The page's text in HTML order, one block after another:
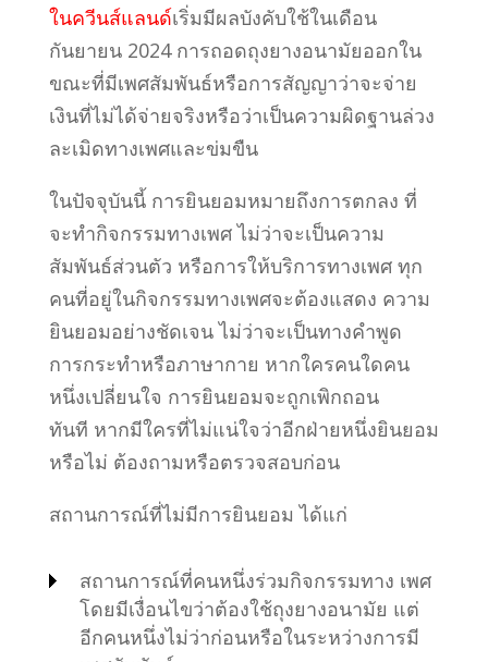
ในควีนส์แลนด์เริ่มมีผลบังคับใช้ในเดือน
กันยายน 2024 การถอดถุงยางอนามัยออกใน
ขณะที่มีเพศสัมพันธ์หรือการสัญญาว่าจะจ่าย
เงินที่ไม่ได้จ่ายจริงหรือว่าเป็นความผิดฐานล่วง
ละเมิดทางเพศและข่มขืน
ในปัจจุบันนี้ การยินยอมหมายถึงการตกลง ที่
จะทำกิจกรรมทางเพศ ไม่ว่าจะเป็นความ
สัมพันธ์ส่วนตัว หรือการให้บริการทางเพศ ทุก
คนที่อยู่ในกิจกรรมทางเพศจะต้องแสดง ความ
ยินยอมอย่างชัดเจน ไม่ว่าจะเป็นทางคำพูด
การกระทำหรือภาษากาย หากใครคนใดคน
หนึ่งเปลี่ยนใจ การยินยอมจะถูกเพิกถอน
ทันที หากมีใครที่ไม่แน่ใจว่าอีกฝ่ายหนึ่งยินยอม
หรือไม่ ต้องถามหรือตรวจสอบก่อน
สถานการณ์ที่ไม่มีการยินยอม ได้แก่
สถานการณ์ที่คนหนึ่งร่วมกิจกรรมทาง เพศ
โดยมีเงื่อนไขว่าต้องใช้ถุงยางอนามัย แต่
อีกคนหนึ่งไม่ว่าก่อนหรือในระหว่างการมี